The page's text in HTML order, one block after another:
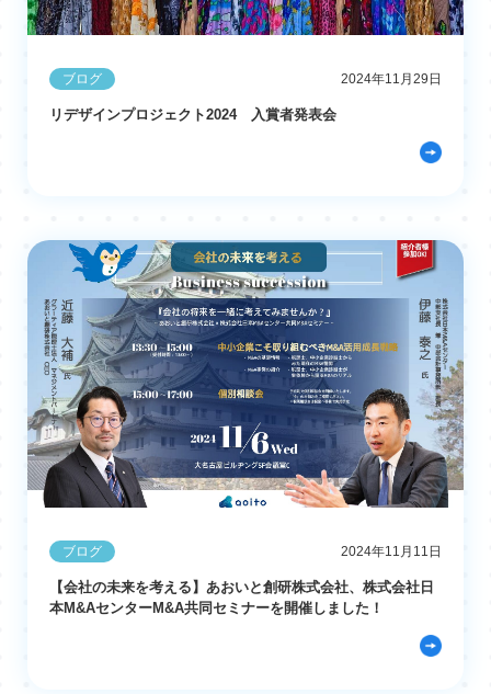
ブログ 2024年11月29日
リデザインプロジェクト2024 入賞者発表会
ブログ 2024年11月11日
【会社の未来を考える】あおいと創研株式会社、株式会社日
本M&AセンターM&A共同セミナーを開催しました！